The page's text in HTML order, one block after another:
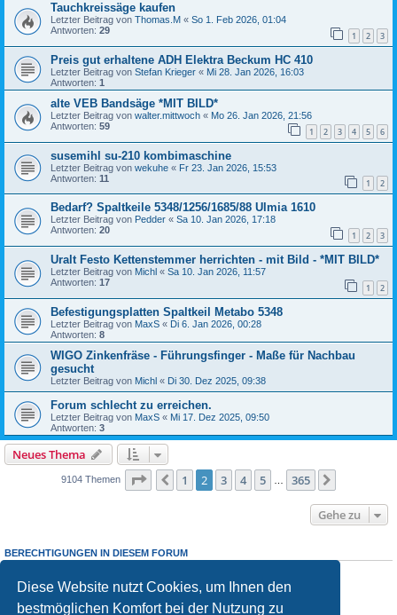
Diese Website nutzt Cookies, um Ihnen den
bestmöglichen Komfort bei der Nutzung zu
Tauchkreissäge kaufen
Letzter Beitrag von Thomas.M « So 1. Feb 2026, 01:04
Antworten: 29 1 2 3
Preis gut erhaltene ADH Elektra Beckum HC 410
Letzter Beitrag von Stefan Krieger « Mi 28. Jan 2026, 16:03
Antworten: 1
alte VEB Bandsäge *MIT BILD*
Letzter Beitrag von walter.mittwoch « Mo 26. Jan 2026, 21:56
Antworten: 59 1 2 3 4 5 6
susemihl su-210 kombimaschine
Letzter Beitrag von wekuhe « Fr 23. Jan 2026, 15:53
Antworten: 11 1 2
Bedarf? Spaltkeile 5348/1256/1685/88 Ulmia 1610
Letzter Beitrag von Pedder « Sa 10. Jan 2026, 17:18
Antworten: 20 1 2 3
Uralt Festo Kettenstemmer herrichten - mit Bild - *MIT BILD*
Letzter Beitrag von Michl « Sa 10. Jan 2026, 11:57
Antworten: 17 1 2
Befestigungsplatten Spaltkeil Metabo 5348
Letzter Beitrag von MaxS « Di 6. Jan 2026, 00:28
Antworten: 8
WIGO Zinkenfräse - Führungsfinger - Maße für Nachbau
gesucht
Letzter Beitrag von Michl « Di 30. Dez 2025, 09:38
Forum schlecht zu erreichen.
Letzter Beitrag von MaxS « Mi 17. Dez 2025, 09:50
Antworten: 3
Neues Thema
9104 Themen Seite von 365
Vorherige
1 2 3 4 5 365
Gehe zu
BERECHTIGUNGEN IN DIESEM FORUM
Sie dürfenkeineAntworten zu Themen in diesem Forum erstellen.
Sie dürfen Ihre Beiträge in diesem Forumnicht ändern.
Sie dürfen Ihre Beiträge in diesem Forumnichtlöschen.